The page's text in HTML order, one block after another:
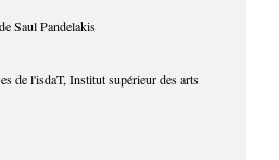
Saul Pandelakis
de l'isdaT, Institut supérieur des arts